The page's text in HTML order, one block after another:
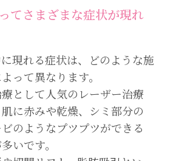
てさまざまな症状が現れ
現れる症状は、どのような施
って異なります。
として人気のレーザー治療
に赤みや乾燥、シミ部分の
のようなプツプツができる
いです。